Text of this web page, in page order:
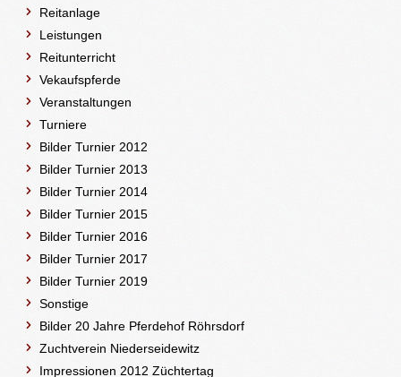
Reitanlage
Leistungen
Reitunterricht
Vekaufspferde
Veranstaltungen
Turniere
Bilder Turnier 2012
Bilder Turnier 2013
Bilder Turnier 2014
Bilder Turnier 2015
Bilder Turnier 2016
Bilder Turnier 2017
Bilder Turnier 2019
Sonstige
Bilder 20 Jahre Pferdehof Röhrsdorf
Zuchtverein Niederseidewitz
Impressionen 2012 Züchtertag